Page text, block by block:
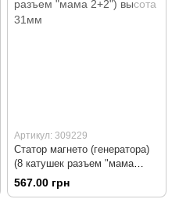
Артикул: 309229
Статор магнето (генератора)
(8 катушек разъем "мама
2+2") высота 31мм
567.00 грн